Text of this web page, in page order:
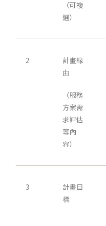
（可複
選）
2
計畫緣
由
（服務
方案需
求評估
等內
容）
3
計畫目
標